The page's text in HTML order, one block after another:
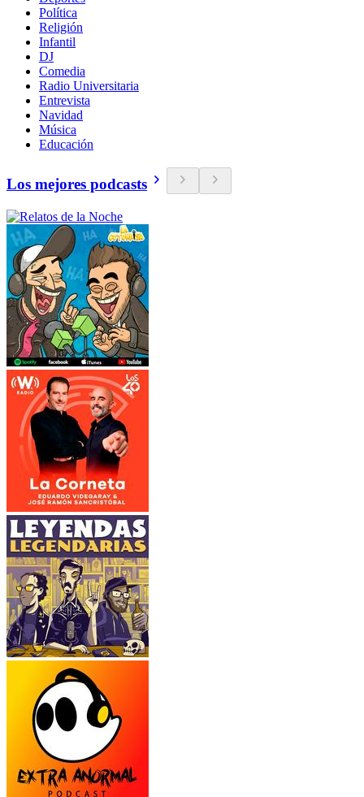
Política
Religión
Infantil
DJ
Comedia
Radio Universitaria
Entrevista
Navidad
Música
Educación
Los mejores podcasts